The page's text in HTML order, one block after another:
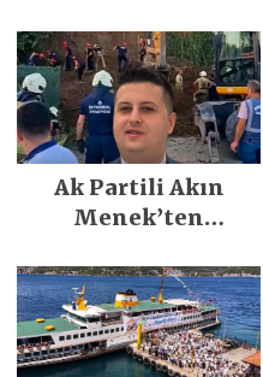
Emeğiyle Son
Yılların En Büyük
Festivali
Gerçekleşti
Ak Partili Akın
Menek’ten
heyelan sonrası
kritik uyarı